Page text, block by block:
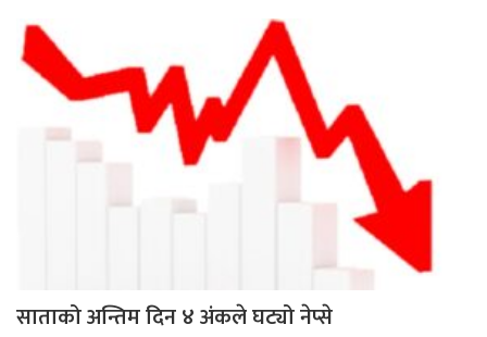
साताको अन्तिम दिन ४ अंकले घट्यो नेप्से